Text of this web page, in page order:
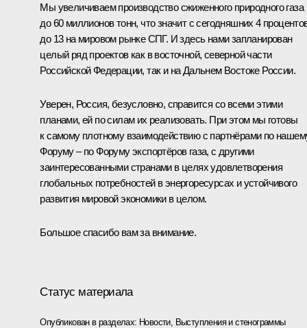
Мы увеличиваем производство сжиженного природного газа
до 60 миллионов тонн, что значит с сегодняшних 4
до 13 на мировом рынке СПГ. И здесь нами запланирован
целый ряд проектов как в восточной, северной части
Российской Федерации, так и на Дальнем Востоке России.
Уверен, Россия, безусловно, справится со всеми этими
планами, ей по силам их реализовать. При этом мы готовы
к самому плотному взаимодействию с партнёрами по
Форуму – по Форуму экспортёров газа, с другими
заинтересованными странами в целях удовлетворения
глобальных потребностей в энергоресурсах и устойчивого
развития мировой экономики в целом.
Большое спасибо вам за внимание.
Статус материала
Опубликован в разделах: Новости, Выступления и стенограммы